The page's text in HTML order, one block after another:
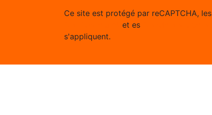
Ce site est protégé par reCAPTCHA, les
et es
s'appliquent.